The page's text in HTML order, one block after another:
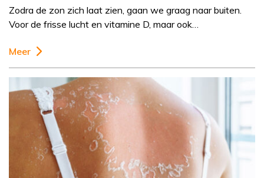
Zodra de zon zich laat zien, gaan we graag naar buiten.
Voor de frisse lucht en vitamine D, maar ook…
Meer